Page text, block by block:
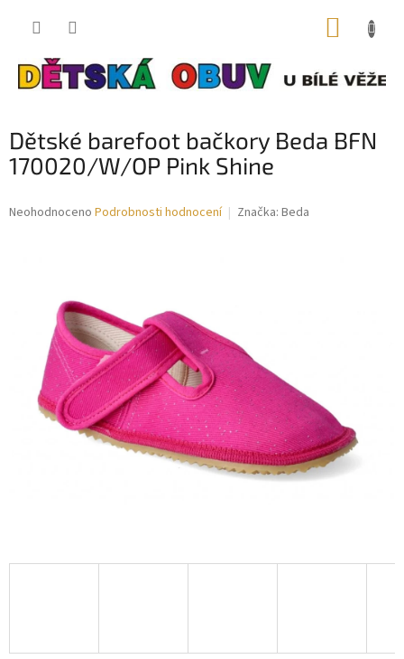
Dětské barefoot bačkory Beda BFN
170020/W/OP Pink Shine
Průměrné
hvězdiček.
Neohodnoceno Podrobnosti hodnocení Značka: Beda